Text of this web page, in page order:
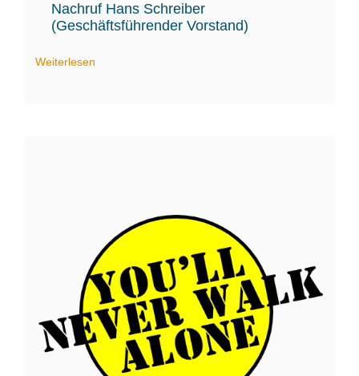
Nachruf Hans Schreiber
(Geschäftsführender Vorstand)
Weiterlesen